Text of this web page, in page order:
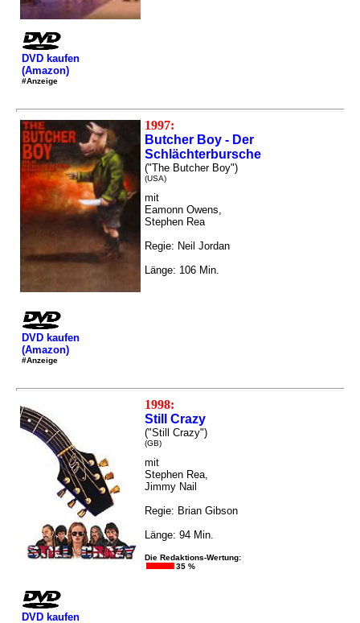
DVD kaufen
(Amazon)
#Anzeige
1997:
Butcher Boy - Der
Schlächterbursche
("The Butcher Boy")
(USA)
mit
Eamonn Owens,
Stephen Rea
Regie: Neil Jordan
Länge: 106 Min.
DVD kaufen
(Amazon)
#Anzeige
1998:
Still Crazy
("Still Crazy")
(GB)
mit
Stephen Rea,
Jimmy Nail
Regie: Brian Gibson
Länge: 94 Min.
Die Redaktions-Wertung:
35 %
DVD kaufen